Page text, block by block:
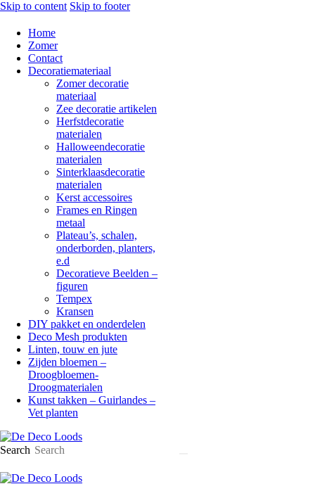
Skip to content Skip to footer
Home
Zomer
Contact
Decoratiemateriaal
Zomer decoratie
materiaal
Zee decoratie artikelen
Herfstdecoratie
materialen
Halloweendecoratie
materialen
Sinterklaasdecoratie
materialen
Kerst accessoires
Frames en Ringen
metaal
Plateau’s, schalen,
onderborden, planters,
e.d
Decoratieve Beelden –
figuren
Tempex
Kransen
DIY pakket en onderdelen
Deco Mesh produkten
Linten, touw en jute
Zijden bloemen –
Droogbloemen-
Droogmaterialen
Kunst takken – Guirlandes –
Vet planten
Search